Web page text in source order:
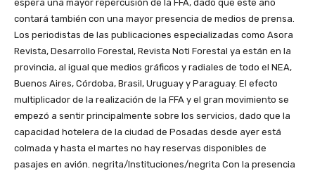
espera una mayor repercusión de la FFA, dado que este año
contará también con una mayor presencia de medios de prensa.
Los periodistas de las publicaciones especializadas como Asora
Revista, Desarrollo Forestal, Revista Noti Forestal ya están en la
provincia, al igual que medios gráficos y radiales de todo el NEA,
Buenos Aires, Córdoba, Brasil, Uruguay y Paraguay. El efecto
multiplicador de la realización de la FFA y el gran movimiento se
empezó a sentir principalmente sobre los servicios, dado que la
capacidad hotelera de la ciudad de Posadas desde ayer está
colmada y hasta el martes no hay reservas disponibles de
pasajes en avión. negrita/Instituciones/negrita Con la presencia